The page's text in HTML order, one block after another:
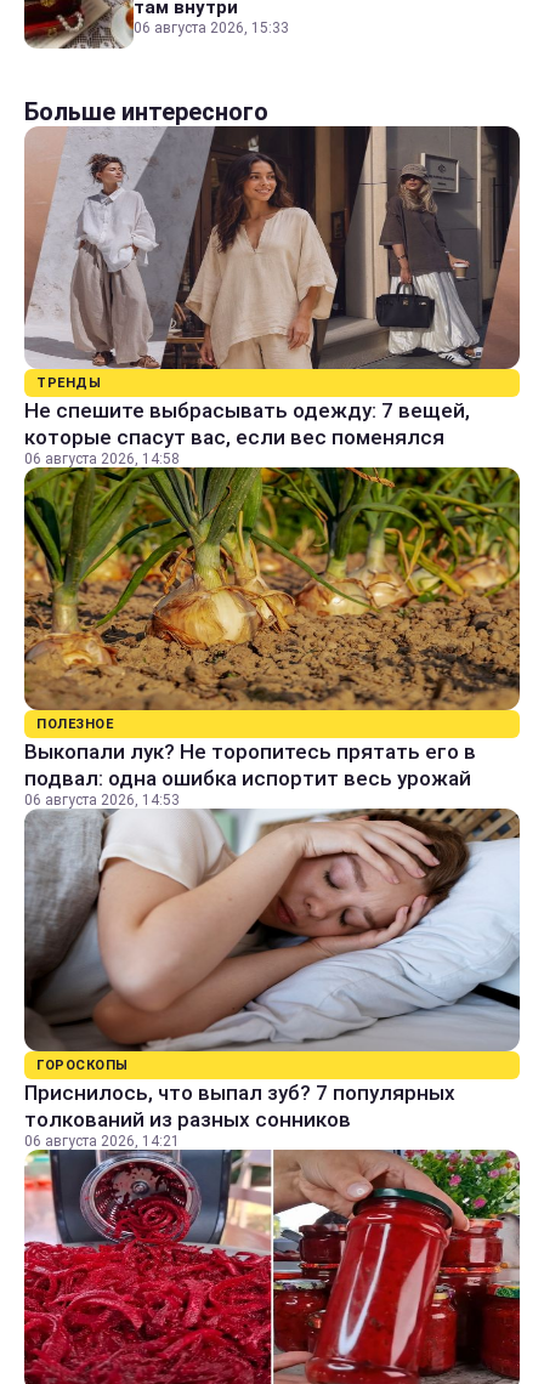
там внутри
06 августа 2026, 15:33
Больше интересного
ТРЕНДЫ
Не спешите выбрасывать одежду: 7 вещей,
которые спасут вас, если вес поменялся
06 августа 2026, 14:58
ПОЛЕЗНОЕ
Выкопали лук? Не торопитесь прятать его в
подвал: одна ошибка испортит весь урожай
06 августа 2026, 14:53
ГОРОСКОПЫ
Приснилось, что выпал зуб? 7 популярных
толкований из разных сонников
06 августа 2026, 14:21